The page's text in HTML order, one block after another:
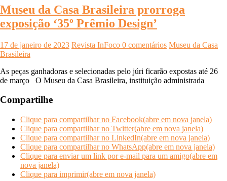
Museu da Casa Brasileira prorroga
exposição ‘35º Prêmio Design’
17 de janeiro de 2023 Revista InFoco 0 comentários Museu da Casa
Brasileira
As peças ganhadoras e selecionadas pelo júri ficarão expostas até 26
de março O Museu da Casa Brasileira, instituição administrada
Compartilhe
Clique para compartilhar no Facebook(abre em nova janela)
Clique para compartilhar no Twitter(abre em nova janela)
Clique para compartilhar no LinkedIn(abre em nova janela)
Clique para compartilhar no WhatsApp(abre em nova janela)
Clique para enviar um link por e-mail para um amigo(abre em
nova janela)
Clique para imprimir(abre em nova janela)